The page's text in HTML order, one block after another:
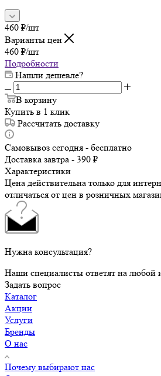
460 ₽/шт
Варианты цен
460 ₽/шт
Подробности
Нашли дешевле?
В корзину
Купить в 1 клик
Рассчитать доставку
Самовывоз сегодня - бесплатно
Доставка завтра - 390 ₽
Характеристики
Цена действительна только для
отличаться от цен в розничных
Нужна консультация?
Наши специалисты ответят на любой
Задать вопрос
Каталог
Акции
Услуги
Бренды
О нас
Почему выбирают нас